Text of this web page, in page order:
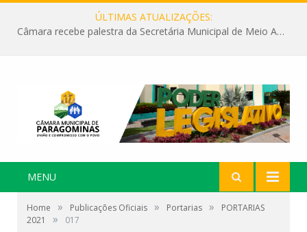
ÚLTIMAS ATUALIZAÇÕES:
Câmara recebe palestra da Secretária Municipal de Meio Ambiente sobre as ações da “SEMANA DO MEIO AMBIENTE”
MENU
Home » Publicações Oficiais » Portarias »
PORTARIAS
2021
» 017